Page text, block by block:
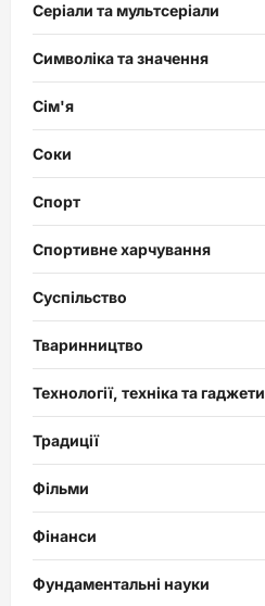
Серіали та мультсеріали
Символіка та значення
Сім'я
Соки
Спорт
Спортивне харчування
Суспільство
Тваринництво
Технології, техніка та гаджети
Традиції
Фільми
Фінанси
Фундаментальні науки